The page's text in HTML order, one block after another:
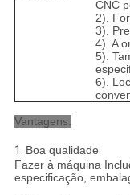
CNC
2).
3).
4). A
5).
6).
Vantagens:
1. Boa qualidade
Fazer à máquina
especificação,